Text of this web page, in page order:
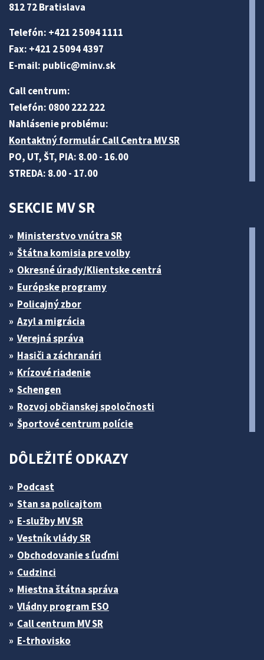
812 72 Bratislava
Telefón: +421 2 5094 1111
Fax: +421 2 5094 4397
E-mail: public@minv.sk
Call centrum:
Telefón: 0800 222 222
Nahlásenie problému:
Kontaktný formulár Call Centra MV SR
PO, UT, ŠT, PIA: 8.00 - 16.00
STREDA: 8.00 - 17.00
SEKCIE MV SR
Ministerstvo vnútra SR
Štátna komisia pre volby
Okresné úrady/Klientske centrá
Európske programy
Policajný zbor
Azyl a migrácia
Verejná správa
Hasiči a záchranári
Krízové riadenie
Schengen
Rozvoj občianskej spoločnosti
Športové centrum polície
DÔLEŽITÉ ODKAZY
Podcast
Stan sa policajtom
E-služby MV SR
Vestník vlády SR
Obchodovanie s ľuďmi
Cudzinci
Miestna štátna správa
Vládny program ESO
Call centrum MV SR
E-trhovisko